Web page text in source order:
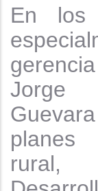
En los
Jorge
planes
rural,